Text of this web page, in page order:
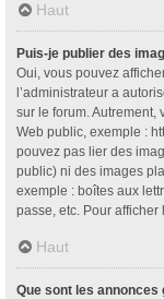
Haut
Puis-je publier des
Oui, vous pouvez
l’administrateur a
sur le forum.
Web public, exemple :
pouvez pas lier des
public) ni des images
exemple : boîtes aux
passe, etc. Pour afficher
Haut
Que sont les annonces